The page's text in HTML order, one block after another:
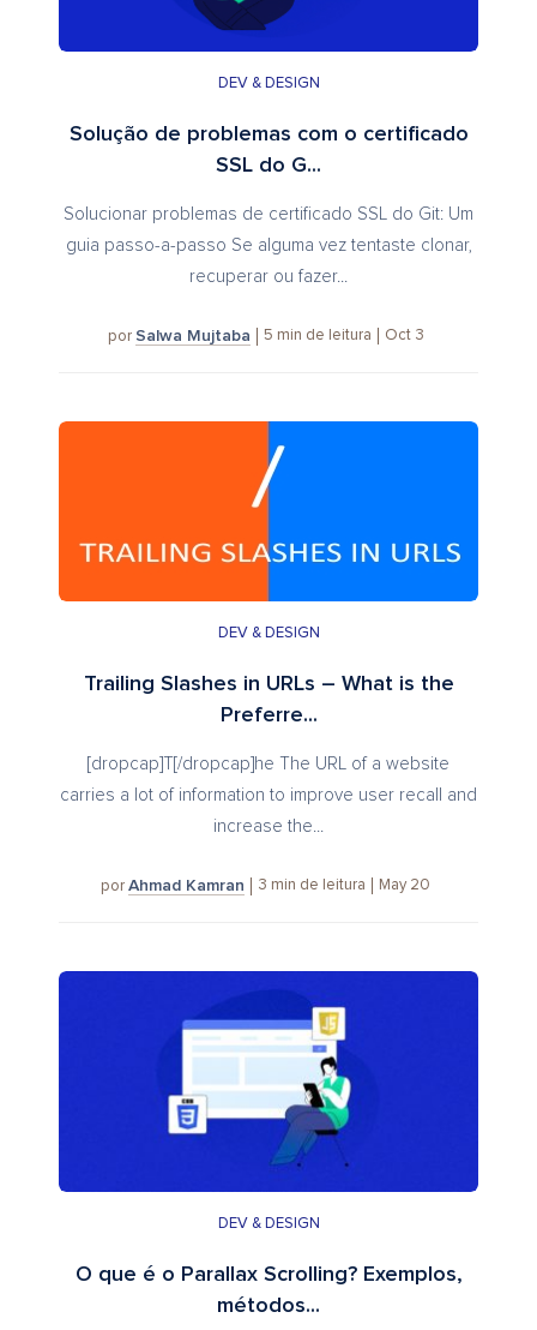
DEV & DESIGN
Solução de problemas com o certificado
SSL do G...
Solucionar problemas de certificado SSL do Git: Um
guia passo-a-passo Se alguma vez tentaste clonar,
recuperar ou fazer...
por Salwa Mujtaba 5 min de leitura Oct 3
DEV & DESIGN
Trailing Slashes in URLs – What is the
Preferre...
[dropcap]T[/dropcap]he The URL of a website
carries a lot of information to improve user recall and
increase the...
por Ahmad Kamran 3 min de leitura May 20
DEV & DESIGN
O que é o Parallax Scrolling? Exemplos,
métodos...